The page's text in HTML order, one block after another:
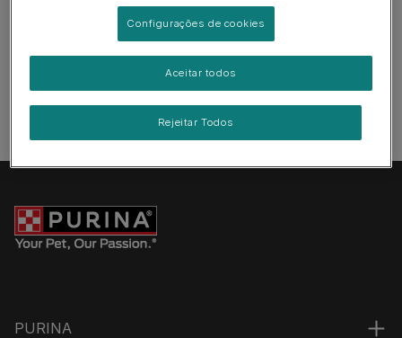
PURINA
Configurações de cookies
Rejeitar Todos
Aceitar todos